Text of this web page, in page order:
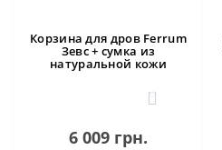
Корзина для дров Ferrum
Зевс + сумка из
натуральной кожи
0
6 009 грн.